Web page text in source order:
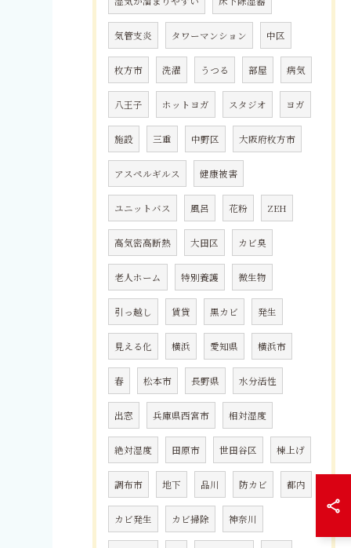
気管支炎 タワーマンション 中区
枚方市 洗濯 うつる 部屋 病気
八王子 ホットヨガ スタジオ ヨガ
施設 三重 中野区 大阪府枚方市
アスペルギルス 健康被害
ユニットバス 風呂 花粉 ZEH
高気密高断熱 大田区 カビ臭
老人ホーム 特別養護 微生物
引っ越し 賃貸 黒カビ 発生
見える化 横浜 愛知県 横浜市
春 松本市 長野県 水分活性
出窓 兵庫県西宮市 相対湿度
絶対湿度 田原市 世田谷区 棟上げ
調布市 地下 品川 防カビ 都内
カビ発生 カビ掃除 神奈川